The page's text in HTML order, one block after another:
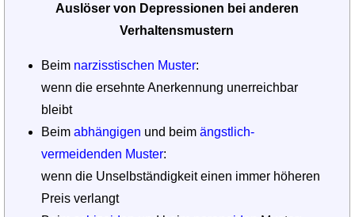
Auslöser von Depressionen bei anderen
Verhaltensmustern
Beim narzisstischen Muster:
wenn die ersehnte Anerkennung unerreichbar
bleibt
Beimabhängigen und beimängstlich-
vermeidenden Muster:
wenn die Unselbständigkeit einen immer höheren
Preis verlangt